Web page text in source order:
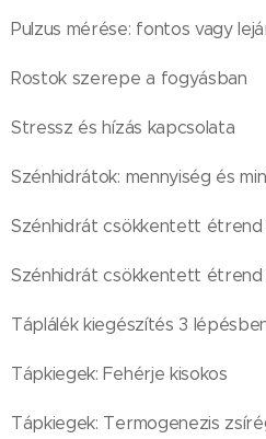
Pulzus mérése: fontos vagy
Rostok szerepe a fogyásban
Stressz és hízás kapcsolata
Szénhidrátok: mennyiség és
Szénhidrát csökkentett étrend
Szénhidrát csökkentett étrend
Táplálék kiegészítés 3
Tápkiegek: Fehérje kisokos
Tápkiegek: Termogenezis